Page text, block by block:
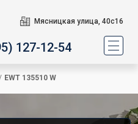
Мясницкая улица, 40с16
127-12-54
EWT 135510 W